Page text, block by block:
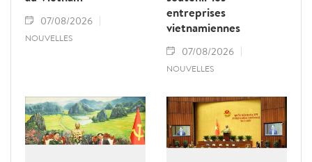
07/08/2026
NOUVELLES
entreprises
vietnamiennes
07/08/2026
NOUVELLES